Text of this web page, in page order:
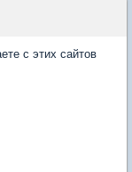
с этих сайтов